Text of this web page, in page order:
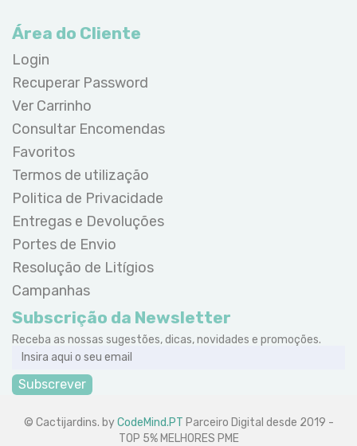
Área do Cliente
Login
Recuperar Password
Ver Carrinho
Consultar Encomendas
Favoritos
Termos de utilização
Politica de Privacidade
Entregas e Devoluções
Portes de Envio
Resolução de Litígios
Campanhas
Subscrição da Newsletter
Receba as nossas sugestões, dicas, novidades e promoções.
Subscrever
© Cactijardins. byCodeMind.PT Parceiro Digital desde 2019 -
TOP 5% MELHORES PME